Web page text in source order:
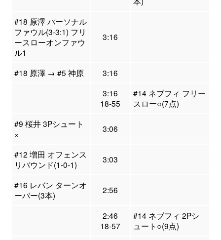
#18 原澤 パーソナル
ファウル(3-3:1) フリ
ースローオンファウ
ル1
3:16
#18 原澤 → #5 神原
3:16
3:16
18-55
#14 ネブフィ フリー
スロー○(7点)
#9 桜井 3Pシュート
×
3:06
#12 増田 オフェンス
リバウンド(1-0-1)
3:03
#16 レバン ターンオ
ーバー(3本)
2:56
2:46
18-57
#14 ネブフィ 2Pシ
ュート○(9点)